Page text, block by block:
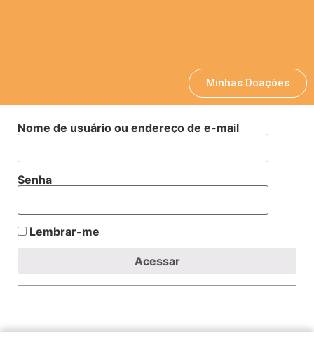
Minhas Doações
Nome de usuário ou endereço de e-mail
Senha
Lembrar-me